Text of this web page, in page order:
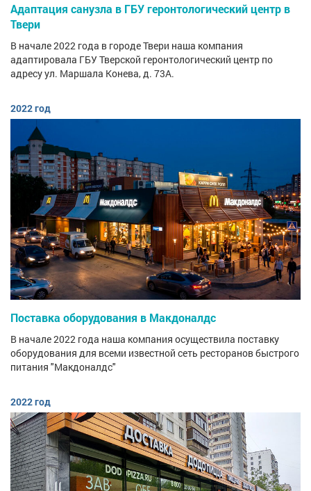
Адаптация санузла в ГБУ геронтологический центр в
Твери
В начале 2022 года в городе Твери наша компания
адаптировала ГБУ Тверской геронтологический центр по
адресу ул. Маршала Конева, д. 73А.
2022 год
Поставка оборудования в Макдоналдс
В начале 2022 года наша компания осуществила поставку
оборудования для всеми известной сеть ресторанов быстрого
питания "Макдоналдс"
2022 год